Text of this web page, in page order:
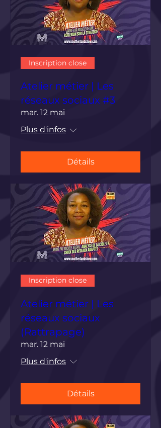
Inscription close
Atelier métier | Les
réseaux sociaux #3
mar. 12 mai
Plus d'infos
Détails
Inscription close
Atelier métier | Les
réseaux sociaux
(Rattrapage)
mar. 12 mai
Plus d'infos
Détails